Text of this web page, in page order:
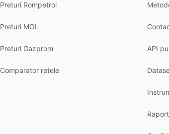
Preturi Rompetrol
Preturi MOL
Preturi Gazprom
Comparator retele
API